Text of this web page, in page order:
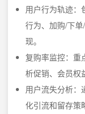
用户行为轨迹：
行为、加购/下
现。
复购率监控：重
析促销、会员权
用户流失分析：
化引流和留存策